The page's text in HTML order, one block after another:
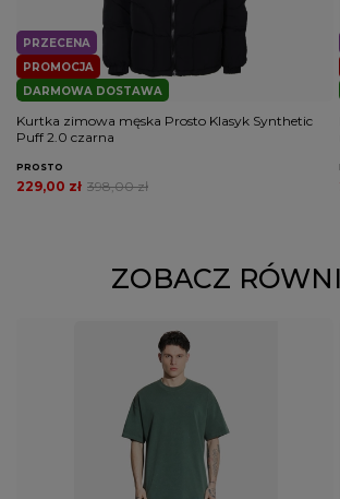
PROMOCJA
PRZECENA
DARMOWA DOSTAWA
Kurtka zimowa męska Prosto Klasyk Synthetic
Puff 2.0 czarna
PROSTO
398,00 zł
229,00 zł
ZOBACZ